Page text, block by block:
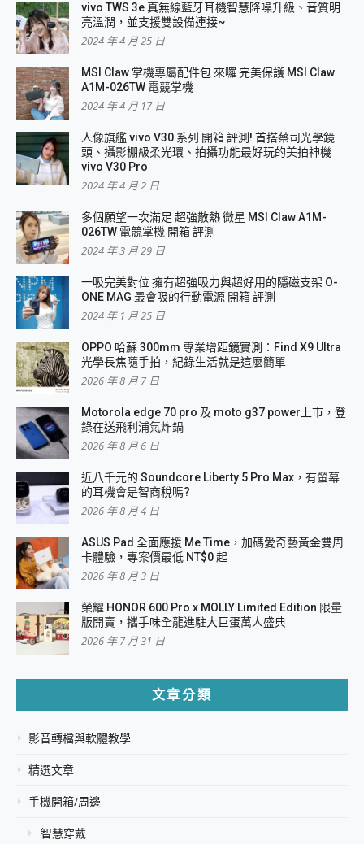
vivo TWS 3e 真無線藍牙耳機智慧降噪升級、音質明
亮溫潤，並支援雙設備連接~
2024 年 4 月 25 日
MSI Claw 掌機專屬配件包 來囉 完美保護 MSI Claw
A1M-026TW 電競掌機
2024 年 4 月 17 日
人像旗艦 vivo V30 系列 開箱 評測! 首搭蔡司光學鏡
頭、攝影棚級柔光環、拍攝功能最好玩的美拍神機
vivo V30 Pro
2024 年 4 月 2 日
多個願望一次滿足 超強散熱 微星 MSI Claw A1M-
026TW 電競掌機 開箱 評測
2024 年 3 月 29 日
一吸完美對位 擁有超強吸力與超好用的隱磁支架 O-
ONE MAG 最會吸的行動電源 開箱 評測
2024 年 1 月 25 日
OPPO 哈蘇 300mm 專業增距鏡實測：Find X9 Ultra
光學長焦隨手拍，紀錄生活就是這麼簡單
2026 年 8 月 7 日
Motorola edge 70 pro 及 moto g37 power上市，登
錄在送飛利浦氣炸鍋
2026 年 8 月 6 日
近八千元的 Soundcore Liberty 5 Pro Max，有螢幕
的耳機會是智商稅嗎?
2026 年 8 月 4 日
ASUS Pad 全面應援 Me Time，加碼愛奇藝黃金雙周
卡體驗，專案價最低 NT$0 起
2026 年 8 月 3 日
榮耀 HONOR 600 Pro x MOLLY Limited Edition 限量
版開賣，攜手味全龍進駐大巨蛋萬人盛典
2026 年 7 月 31 日
文章分類
影音轉檔與軟體教學
精選文章
手機開箱/周邊
智慧穿戴